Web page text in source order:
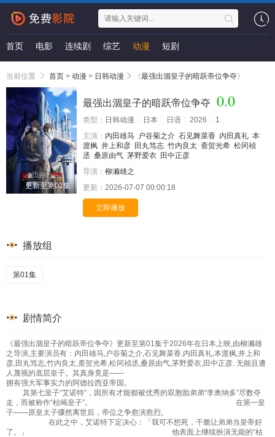
首页 电影 连续剧 综艺 动漫 短剧
当前位置 首页 > 动漫 > 日韩动漫 《最强出涸皇子的暗跃帝位争夺》
更新至第01集
最强出涸皇子的暗跃帝位争夺 0.0
类型： 日韩动漫 日本 日语 2026
1
主演： 内田雄马 户谷菊之介 石见舞菜香 内田真礼 本
渡枫 井上和彦 田丸笃志 竹内良太 斋贺光希 松冈祯
丞 桑原由气 茅野爱衣 田中正彦
导演： 柳濑雄之
更新： 2026-07-07 00:00:18
立即播放
播放组
第01集
剧情简介
《最强出涸皇子的暗跃帝位争夺》更新至第01集于2026年在日本上映,由柳濑雄
之导演,主要演员有：内田雄马,户谷菊之介,石见舞菜香,内田真礼,本渡枫,井上和
彦,田丸笃志,竹内良太,斋贺光希,松冈祯丞,桑原由气,茅野爱衣,田中正彦. 无能且遭
人蔑视的底层皇子。其真身竟是——
拥有强大军事实力的阿德拉西亚帝国。
其第七皇子“艾诺特”，因所有才能都被优秀的双胞胎弟弟“李奥纳多”尽数夺
走，而被称作“枯竭皇子”。 在第一皇
子——原皇太子骤然离世后，帝位之争愈演愈烈。
在此之中，艾诺特下定决心：「我可不想死，干脆让弟弟当皇帝好
了。」 他表面上继续扮演无能的“枯